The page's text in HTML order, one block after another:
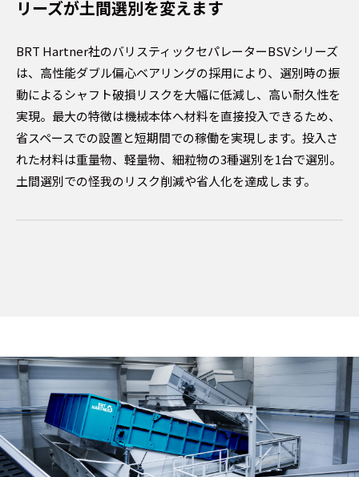
リーズが土間選別を変えます
BRT Hartner社のバリスティックセパレーターBSVシリーズ
は、高性能ダブル偏心ベアリングの採用により、選別時の振
動によるシャフト破損リスクを大幅に低減し、高い耐久性を
実現。最大の特徴は機械本体へ材料を直接投入できるため、
省スペースでの設置と短期間での稼働を実現します。投入さ
れた材料は重量物、軽量物、細粒物の3種選別を1台で選別。
土間選別での怪我のリスク削減や省人化を達成します。